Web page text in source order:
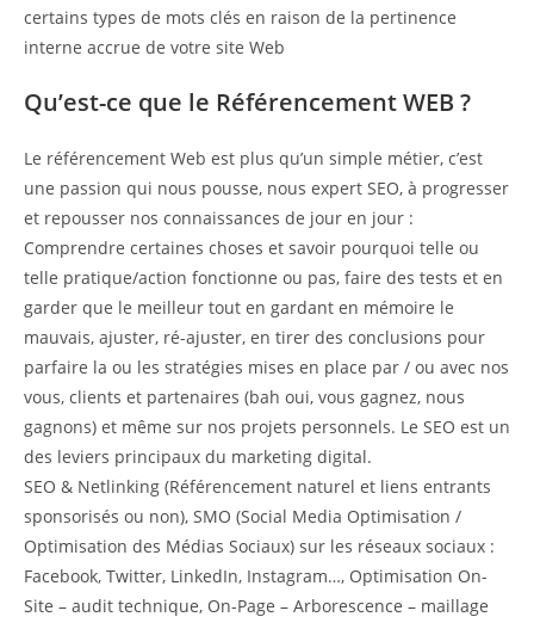
certains types de mots clés en raison de la pertinence
interne accrue de votre site Web
Qu’est-ce que le Référencement WEB ?
Le référencement Web est plus qu’un simple métier, c’est
une passion qui nous pousse, nous expert SEO, à progresser
et repousser nos connaissances de jour en jour :
Comprendre certaines choses et savoir pourquoi telle ou
telle pratique/action fonctionne ou pas, faire des tests et en
garder que le meilleur tout en gardant en mémoire le
mauvais, ajuster, ré-ajuster, en tirer des conclusions pour
parfaire la ou les stratégies mises en place par / ou avec nos
vous, clients et partenaires (bah oui, vous gagnez, nous
gagnons) et même sur nos projets personnels. Le SEO est un
des leviers principaux du marketing digital.
SEO & Netlinking (Référencement naturel et liens entrants
sponsorisés ou non), SMO (Social Media Optimisation /
Optimisation des Médias Sociaux) sur les réseaux sociaux :
Facebook, Twitter, LinkedIn, Instagram…, Optimisation On-
Site – audit technique, On-Page – Arborescence – maillage